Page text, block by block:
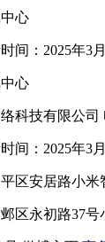
心
间：2025年3
心
科技有限公司
间：2025年3
区安居路小米
区永初路37号